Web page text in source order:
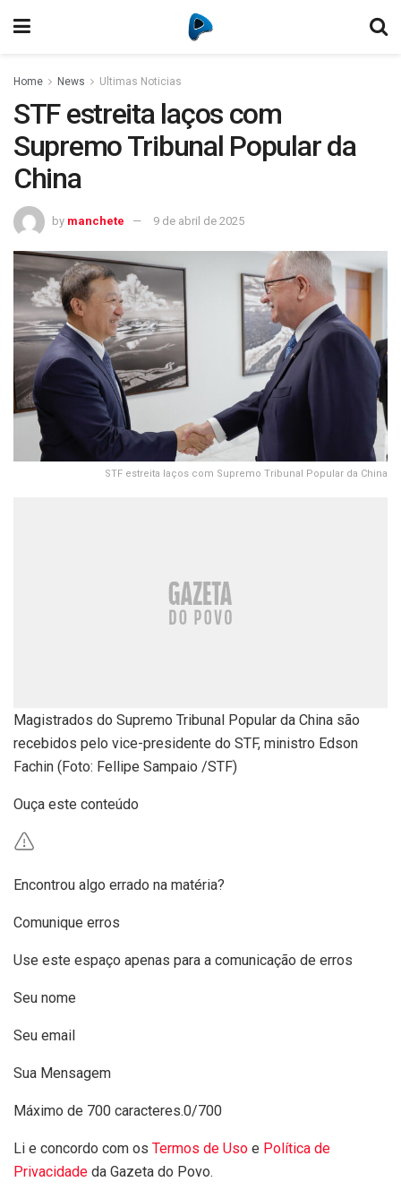
Home News Ultimas Noticias
STF estreita laços com
Supremo Tribunal Popular da
China
by manchete 9 de abril de 2025
STF estreita laços com Supremo Tribunal Popular da China
Magistrados do Supremo Tribunal Popular da China são
recebidos pelo vice-presidente do STF, ministro Edson
Fachin (Foto: Fellipe Sampaio /STF)
Ouça este conteúdo
Encontrou algo errado na matéria?
Comunique erros
Use este espaço apenas para a comunicação de erros
Seu nome
Seu email
Sua Mensagem
Máximo de 700 caracteres.0/700
Li e concordo com os Termos de Uso e Política de
Privacidade da Gazeta do Povo.